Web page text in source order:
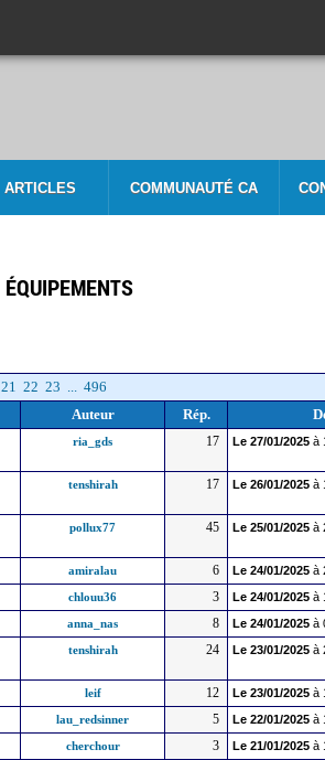
ARTICLES COMMUNAUTÉ CA
ÉQUIPEMENTS
21 22 23 ... 496
Auteur Rép.
ria_gds 17 Le 27/01/2025 à
tenshirah 17 Le 26/01/2025 à
pollux77 45 Le 25/01/2025 à
amiralau 6 Le 24/01/2025 à
chlouu36 3 Le 24/01/2025 à
anna_nas 8 Le 24/01/2025 à
tenshirah 24 Le 23/01/2025 à
leif 12 Le 23/01/2025 à
lau_redsinner 5 Le 22/01/2025 à
cherchour 3 Le 21/01/2025 à